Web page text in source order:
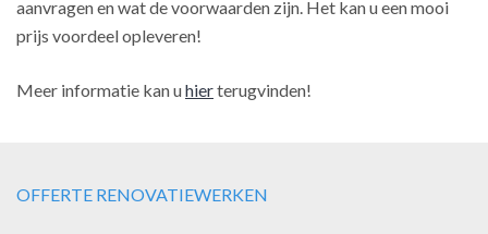
aanvragen en wat de voorwaarden zijn. Het kan u een mooi
prijs voordeel opleveren!
Meer informatie kan uhierterugvinden!
OFFERTE RENOVATIEWERKEN